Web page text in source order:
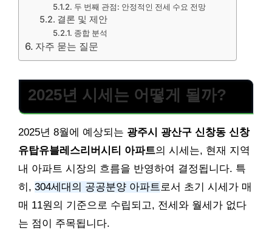
두 번째 관점: 안정적인 전세 수요 전망
결론 및 제안
종합 분석
자주 묻는 질문
2025년 시세는 어떻게 될까?
2025년 8월에 예상되는 광주시 광산구 신창동 신창
유탑유블레스리버시티 아파트의 시세는, 현재 지역
내 아파트 시장의 흐름을 반영하여 결정됩니다. 특
히, 304세대의 공공분양 아파트 로서 초기 시세가 매
매 11원의 기준으로 수립되고, 전세와 월세가 없다
는 점이 주목됩니다.